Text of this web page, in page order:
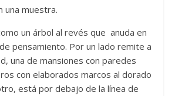
una muestra.
un árbol al revés que anuda en
pensamiento. Por un lado remite a
una de mansiones con paredes
con elaborados marcos al dorado
está por debajo de la línea de